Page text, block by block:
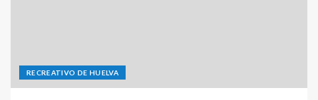
RECREATIVO DE HUELVA